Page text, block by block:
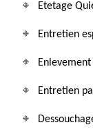
Etetage
Entretien
Entretien